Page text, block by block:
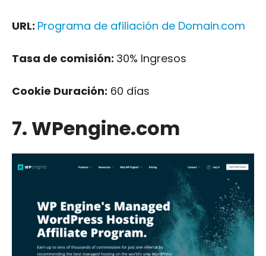
URL: Programa de afiliación de Domain.com
Tasa de comisión: 30% Ingresos
Cookie Duración: 60 días
7. WPengine.com